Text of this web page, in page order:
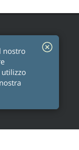
​​nostro